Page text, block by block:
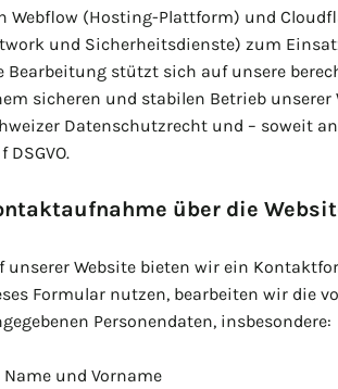
Webflow (Hosting-Plattform) und
und Sicherheitsdienste) zum
Bearbeitung stützt sich auf unsere
sicheren und stabilen Betrieb unserer
Datenschutzrecht und – soweit
DSGVO.
über die
unserer Website bieten wir ein
Formular nutzen, bearbeiten wir die
Personendaten, insbesondere:
Name und Vorname